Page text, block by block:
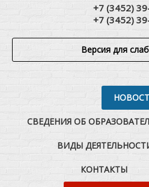
+7 (3452)
+7 (3452)
Версия для
СВЕДЕНИЯ ОБ
ВИДЫ
КОНТАКТЫ